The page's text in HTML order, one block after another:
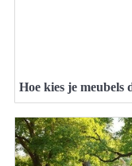
Hoe kies je